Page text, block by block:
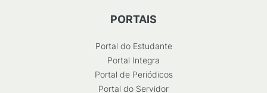
PORTAIS
Portal do Estudante
Portal Integra
Portal de Periódicos
Portal do Servidor